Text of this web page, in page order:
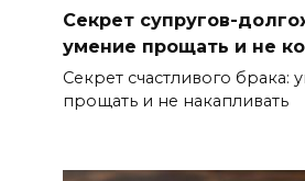
Секрет супругов-
умение прощать и не
Секрет счастливого брака:
прощать и не накапливать